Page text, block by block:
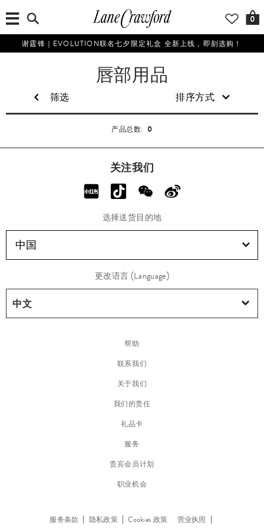
0
谢霆锋｜EVOLUTION联名七夕限定礼盒 全新上线，即刻选购！
妆
唇部用品
筛选 排序方式
产品总数:0
关注我们
选择送货目的地
中国
更改语言 (Language)
帮助
联系我们
关于我们
我们的责任
礼品卡
服务
贵宾会员计划
职业机会
服务条款 隐私政策 Cookies 政策 营业执照